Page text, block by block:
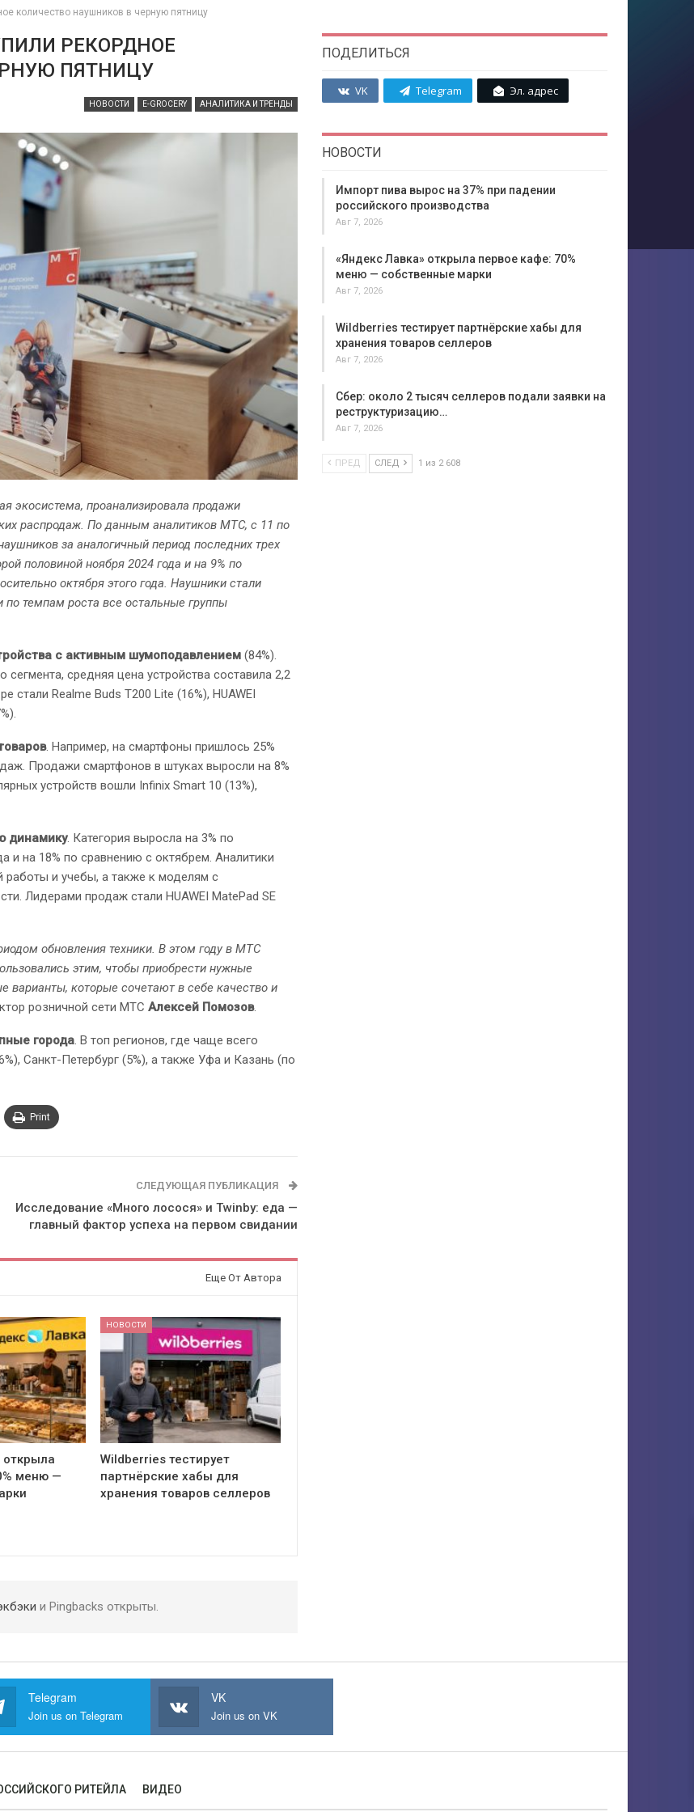
количество наушников в черную пятницу
РЕКОРДНОЕ
ПЯТНИЦУ
НОВОСТИ E-GROCERY АНАЛИТИКА И ТРЕНДЫ
экосистема, проанализировала продажи
распродаж. По данным аналитиков МТС, с 11 по
за аналогичный период последних трех
половиной ноября 2024 года и на 9% по
октября этого года. Наушники стали
темпам роста все остальные группы
с активным шумоподавлением (84%).
средняя цена устройства составила 2,2
Realme Buds T200 Lite (16%), HUAWEI
. Например, на смартфоны пришлось 25%
Продажи смартфонов в штуках выросли на 8%
устройств вошли Infinix Smart 10 (13%),
динамику. Категория выросла на 3% по
и на 18% по сравнению с октябрем. Аналитики
работы и учебы, а также к моделям с
Лидерами продаж стали HUAWEI MatePad SE
обновления техники. В этом году в МТС
этим, чтобы приобрести нужные
варианты, которые сочетают в себе качество и
розничной сети МТС Алексей Помозов.
города. В топ регионов, где чаще всего
Санкт-Петербург (5%), а также Уфа и Казань (по
Print
СЛЕДУЮЩАЯ ПУБЛИКАЦИЯ
Исследование «Много лосося» и Twinby: еда —
главный фактор успеха на первом свидании
Еще От Автора
открыла
меню —
НОВОСТИ
Wildberries тестирует
партнёрские хабы для
хранения товаров селлеров
и Pingbacks открыты.
ПОДЕЛИТЬСЯ
VK Telegram Эл. адрес
НОВОСТИ
Импорт пива вырос на 37% при падении
российского производства
Авг 7, 2026
«Яндекс Лавка» открыла первое кафе: 70%
меню — собственные марки
Авг 7, 2026
Wildberries тестирует партнёрские хабы для
хранения товаров селлеров
Авг 7, 2026
Сбер: около 2 тысяч селлеров подали заявки на
реструктуризацию…
Авг 7, 2026
ПРЕД СЛЕД 1 из 2 608
Telegram
Join us on Telegram
VK
Join us on VK
РИТЕЙЛА ВИДЕО